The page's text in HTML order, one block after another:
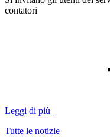
contatori
Leggi di più
Tutte le notizie